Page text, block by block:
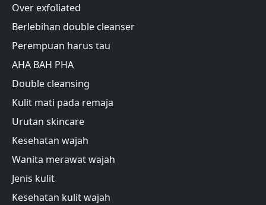
Over exfoliated
Berlebihan double cleanser
Perempuan harus tau
AHA BAH PHA
Double cleansing
Kulit mati pada remaja
Urutan skincare
Kesehatan wajah
Wanita merawat wajah
Jenis kulit
Kesehatan kulit wajah